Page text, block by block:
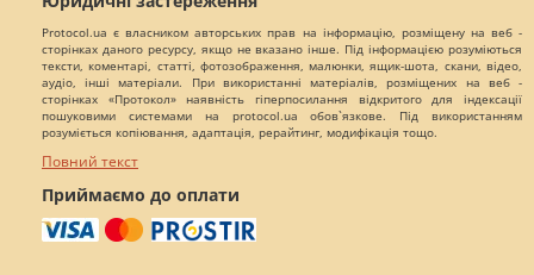
Protocol.ua є власником авторських прав на інформацію, розміщену на веб -
сторінках даного ресурсу, якщо не вказано інше. Під інформацією розуміються
тексти, коментарі, статті, фотозображення, малюнки, ящик-шота, скани, відео,
аудіо, інші матеріали. При використанні матеріалів, розміщених на веб -
сторінках «Протокол» наявність гіперпосилання відкритого для індексації
пошуковими системами на protocol.ua обов`язкове. Під використанням
розуміється копіювання, адаптація, рерайтинг, модифікація тощо.
Повний текст
Приймаємо до оплати